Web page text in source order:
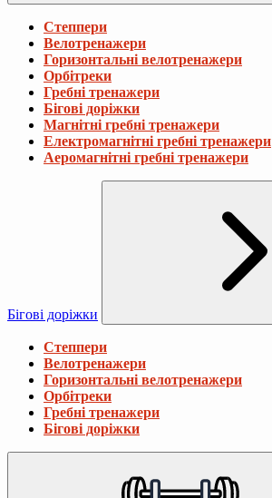
Степпери
Велотренажери
Горизонтальні велотренажери
Орбітреки
Гребні тренажери
Бігові доріжки
Магнітні гребні тренажери
Електромагнітні гребні тренажери
Аеромагнітні гребні тренажери
Бігові доріжки
Степпери
Велотренажери
Горизонтальні велотренажери
Орбітреки
Гребні тренажери
Бігові доріжки